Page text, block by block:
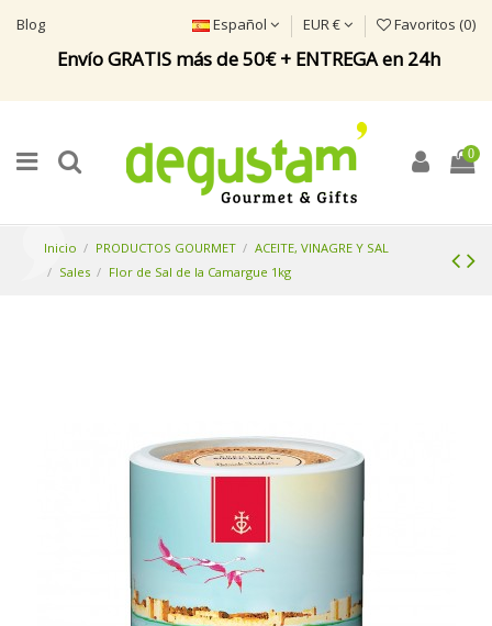
Blog
Envío GRATIS más de 50€ + ENTREGA en 24h
Español EUR € Favoritos (0)
0
Inicio PRODUCTOS GOURMET
ACEITE, VINAGRE Y SAL
Sales
Flor de Sal de la Camargue 1kg